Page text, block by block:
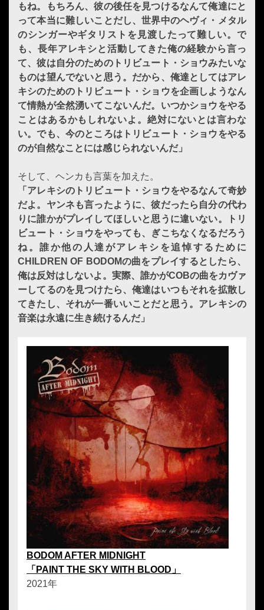
もね。もちろん、彼の後任を見つけるなんて俺達にと
って本当に難しいことだし、世界中のヘヴィ・メタル
のシンガーやギタリストを見渡したって難しい。で
も、長年アレキシと活動してきた俺の経験から言っ
て、彼は自分のためのトリビュート・ショウみたいな
ものは望んでないと思う。だから、俺達としてはアレ
キシのためのトリビュート・ショウを企画しようなん
て情熱が全然湧いてこないんだ。いつかショウをやる
ことはあるかもしれないよ。絶対にないとは言わな
い。でも、今のところはトリビュート・ショウをやる
のが自然なことには感じられないんだ」
そして、ヘンカも言葉を加えた。
「アレキシのトリビュート・ショウをやるなんて奇妙
だよ。ヤンネも言ったように、彼だったら自分の代わ
りに誰かがプレイしてほしいと思うに違いない。トリ
ビュート・ショウをやっても、ぎこちなくなるだろう
ね。誰か他の人達がアレキシを追悼するために
CHILDREN OF BODOMの曲をプレイするとしたら、
俺は反対はしないよ。実際、誰かがCOBの曲をカヴァ
ーしてるのを見つけたら、俺達はいつもそれを拡散し
てきたし、それが一番いいことだと思う。アレキシの
音楽は永遠に生き続けるんだ」
BODOM AFTER MIDNIGHT
「PAINT THE SKY WITH BLOOD」
2021年